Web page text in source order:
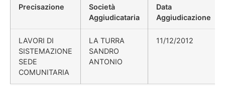
Precisazione
Società
Aggiudicataria
Data
Aggiudicazione
LAVORI DI
SISTEMAZIONE
SEDE
COMUNITARIA
LA TURRA
SANDRO
ANTONIO
11/12/2012